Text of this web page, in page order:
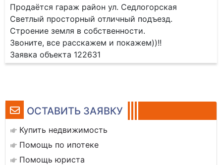
ОСТАВИТЬ ЗАЯВКУ
Купить недвижимость
Помощь по ипотеке
Помощь юриста
Продаётся гараж район ул. Седлогорская
Светлый просторный отличный подъезд.
Строение земля в собственности.
Звоните, все расскажем и покажем))!!
Заявка объекта 122631